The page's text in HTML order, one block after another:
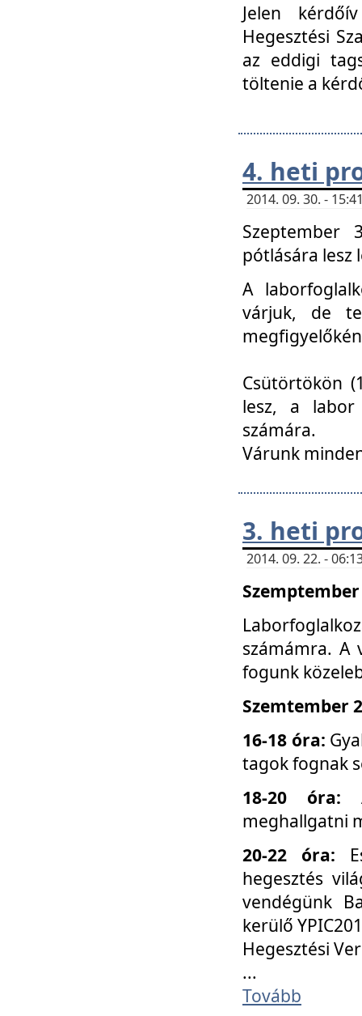
Jelen
Hegesztési
az eddigi
töltenie a
4. heti
2014. 09. 30. -
Szeptember
pótlására lesz
A
várjuk, de
Csütörtökön
lesz, a labor
számára.
Várunk
3. heti
2014. 09. 22. -
számámra. A
fogunk
Szemtember
16-18 óra:
tagok fognak
18-20 óra:
meghallgatni
20-22 óra:
hegesztés
vendégünk
kerülő
Hegesztési
...
Tovább